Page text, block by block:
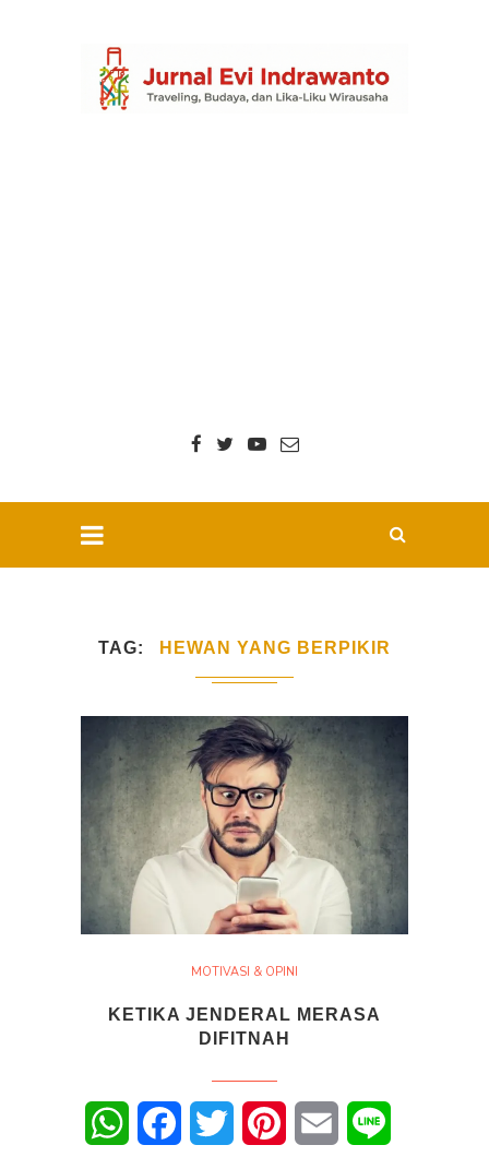
TAG HEWAN YANG BERPIKIR
MOTIVASI & OPINI
KETIKA JENDERAL MERASA
DIFITNAH
WhatsAppFacebookTwitter PinterestEmail